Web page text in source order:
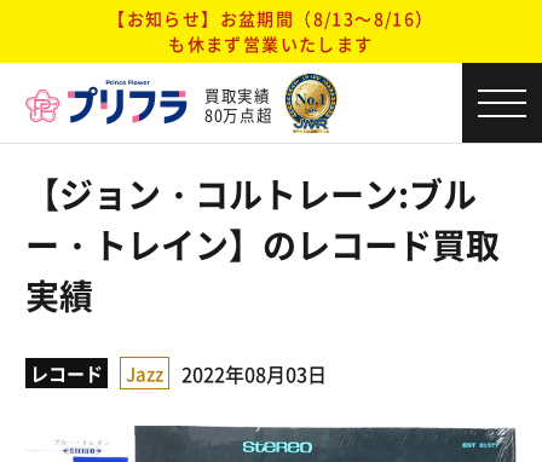
【お知らせ】お盆期間（8/13～8/16）
も休まず営業いたします
買取実績
80万点超
【ジョン・コルトレーン:ブル
ー・トレイン】のレコード買取
実績
レコード Jazz 2022年08月03日